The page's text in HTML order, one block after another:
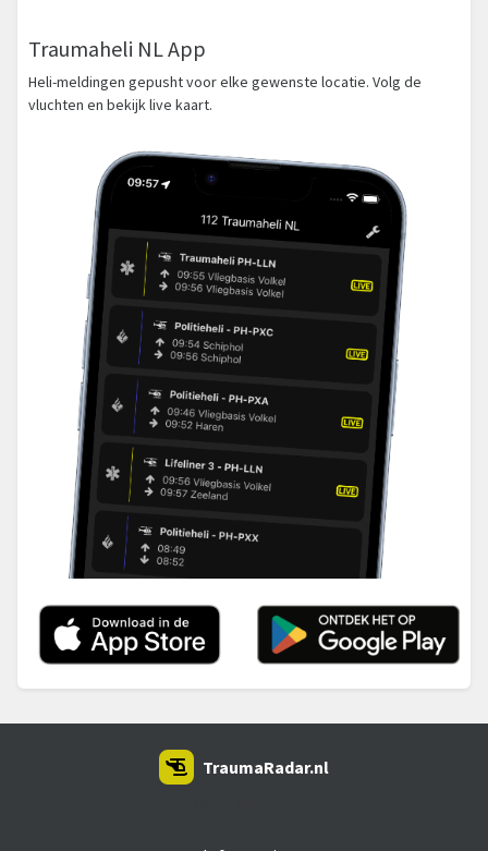
Traumaheli NL App
Heli-meldingen gepusht voor elke gewenste locatie. Volg de
vluchten en bekijk live kaart.
TraumaRadar.nl